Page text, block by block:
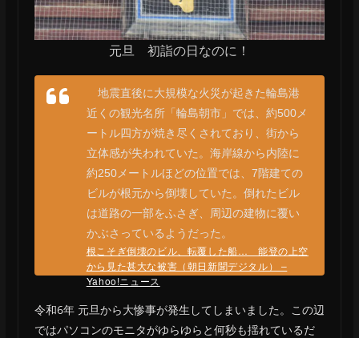
元旦 初詣の日なのに！
地震直後に大規模な火災が起きた輪島港
近くの観光名所「輪島朝市」では、約500メ
ートル四方が焼き尽くされており、街から
立体感が失われていた。海岸線から内陸に
約250メートルほどの位置では、7階建ての
ビルが根元から倒壊していた。倒れたビル
は道路の一部をふさぎ、周辺の建物に覆い
かぶさっているようだった。
根こそぎ倒壊のビル、転覆した船… 能登の上空
から見た甚大な被害（朝日新聞デジタル） –
Yahoo!ニュース
令和6年 元旦から大惨事が発生してしまいました。この辺
ではパソコンのモニタがゆらゆらと何秒も揺れているだ